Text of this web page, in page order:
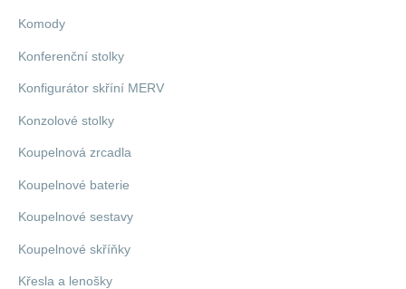
Komody
Konferenční stolky
Konfigurátor skříní MERV
Konzolové stolky
Koupelnová zrcadla
Koupelnové baterie
Koupelnové sestavy
Koupelnové skříňky
Křesla a lenošky